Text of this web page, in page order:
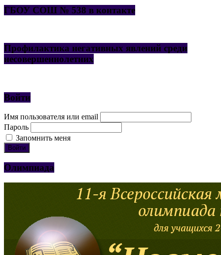
ГБОУ СОШ № 538 в контакте
Профилактика негативных явлений среди
несовершеннолетних
Войти
Имя пользователя или email
Пароль
Запомнить меня
Войти
Олимпиада